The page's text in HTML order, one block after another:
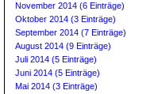
November 2014 (6 Einträge)
Oktober 2014 (3 Einträge)
September 2014 (7 Einträge)
August 2014 (9 Einträge)
Juli 2014 (5 Einträge)
Juni 2014 (5 Einträge)
Mai 2014 (3 Einträge)